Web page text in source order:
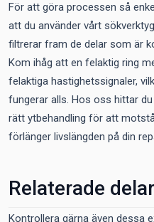
För att göra processen så
att du använder vårt
filtrerar fram de delar som är
Kom ihåg att en felaktig ring
felaktiga hastighetssignaler,
fungerar alls. Hos oss hittar
rätt ytbehandling för att
förlänger livslängden på din
Relaterade
Kontrollera gärna även dessa